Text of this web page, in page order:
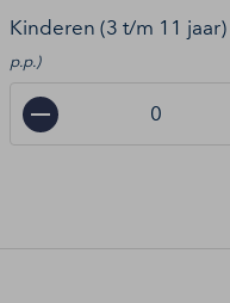
Kinderen (3 t/m 11 jaar)
p.p.)
−